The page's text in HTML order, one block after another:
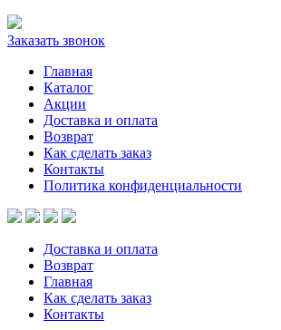
Заказать звонок
Главная
Каталог
Акции
Доставка и оплата
Возврат
Как сделать заказ
Контакты
Политика конфиденциальности
Доставка и оплата
Возврат
Главная
Как сделать заказ
Контакты